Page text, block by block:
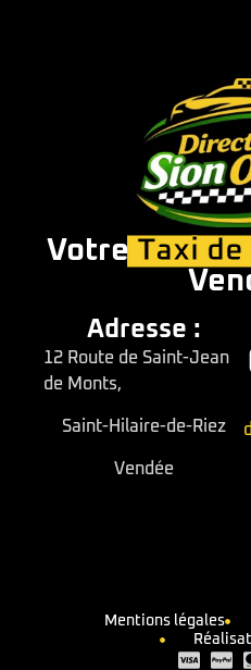
Votre Taxi
Adresse :
12 Route de Saint-Jean
de Monts,
Saint-Hilaire-de-Riez
Vendée
Mentions légales